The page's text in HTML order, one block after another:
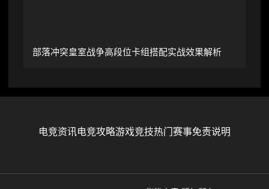
部落冲突皇室战争高段位卡组搭配实战效果解析
电竞资讯电竞攻略游戏竞技热门赛事免责说明